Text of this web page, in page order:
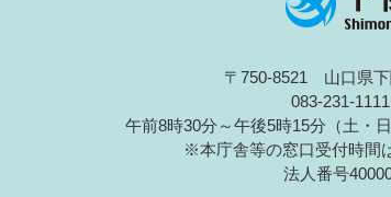
〒750-8521 山口県
083-231-1111
午前8時30分～午後5時15分（土・
※本庁舎等の窓口受付時間
法人番号